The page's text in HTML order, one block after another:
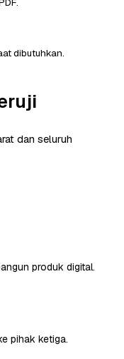
dibutuhkan.
dan seluruh
produk digital.
pihak ketiga.